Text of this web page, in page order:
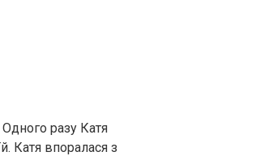
разу Катя
Катя впоралася з